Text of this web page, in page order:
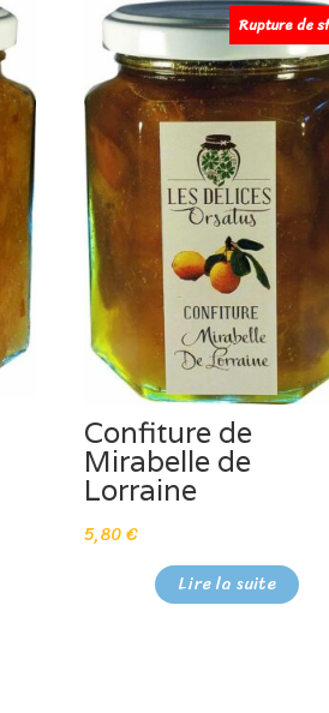
Rupture de
Confiture de
Mirabelle de
Lorraine
5,80€
Lire la suite